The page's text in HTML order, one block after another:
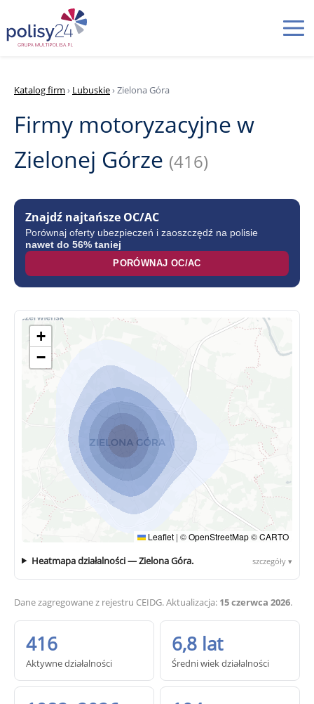
Katalog firm › Lubuskie› Zielona Góra
Firmy motoryzacyjne w
Zielonej Górze (416)
Znajdź najtańsze OC/AC
Porównaj oferty ubezpieczeń i zaoszczędź na polisie
nawet do 56% taniej
PORÓWNAJ OC/AC
+
−
Leaflet | ©OpenStreetMap©CARTO
Heatmapa działalności — Zielona Góra. szczegóły ▾
Dane zagregowane z rejestru CEIDG. Aktualizacja: 15 czerwca 2026.
416
Aktywne działalności
6,8 lat
Średni wiek działalności